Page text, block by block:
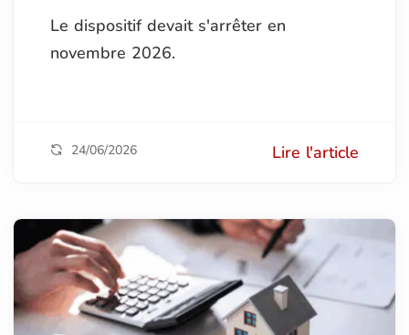
Le dispositif devait s'arrêter en
novembre 2026.
24/06/2026 Lire l'article